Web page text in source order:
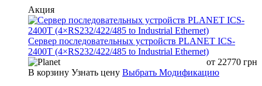
Акция
Сервер последовательных устройств PLANET ICS-
2400T (4×RS232/422/485 to Industrial Ethernet)
от 22770 грн
В корзину Узнать цену Выбрать Модификацию